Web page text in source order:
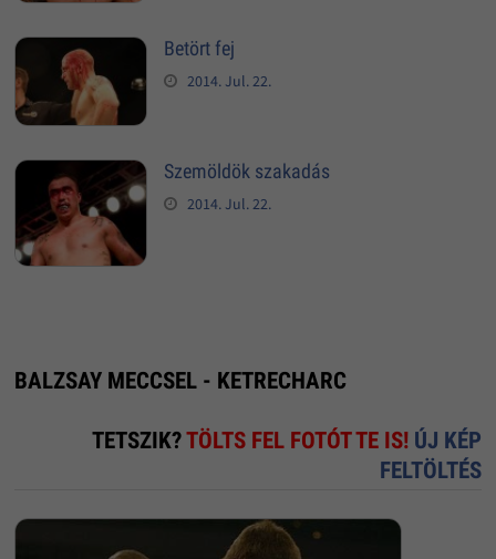
Betört fej
2014. Jul. 22.
Szemöldök szakadás
2014. Jul. 22.
BALZSAY MECCSEL - KETRECHARC
TETSZIK?TÖLTS FEL FOTÓT TE IS! ÚJ KÉP
FELTÖLTÉS